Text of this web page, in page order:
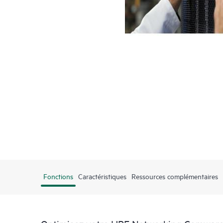
Fonctions Caractéristiques Ressources complémentaires